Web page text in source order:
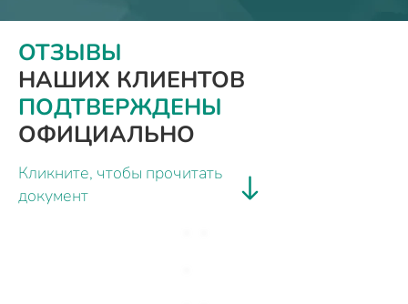
ОТЗЫВЫ
НАШИХ КЛИЕНТОВ
ПОДТВЕРЖДЕНЫ
ОФИЦИАЛЬНО
Кликните, чтобы прочитать
документ